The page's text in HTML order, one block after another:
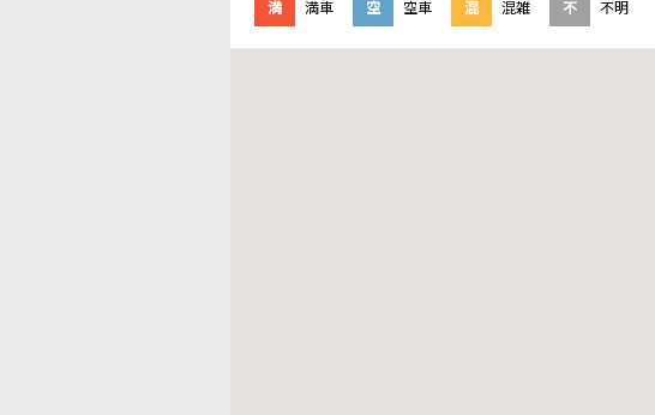
満 満車 空 空車 混 混雑 不 不明